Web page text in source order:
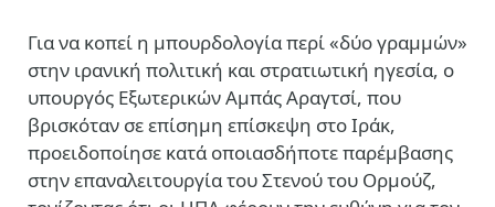
Για να κοπεί η μπουρδολογία περί «δύο γραμμών»
στην ιρανική πολιτική και στρατιωτική ηγεσία, ο
υπουργός Εξωτερικών Αμπάς Αραγτσί, που
βρισκόταν σε επίσημη επίσκεψη στο Ιράκ,
προειδοποίησε κατά οποιασδήποτε παρέμβασης
στην επαναλειτουργία του Στενού του Ορμούζ,